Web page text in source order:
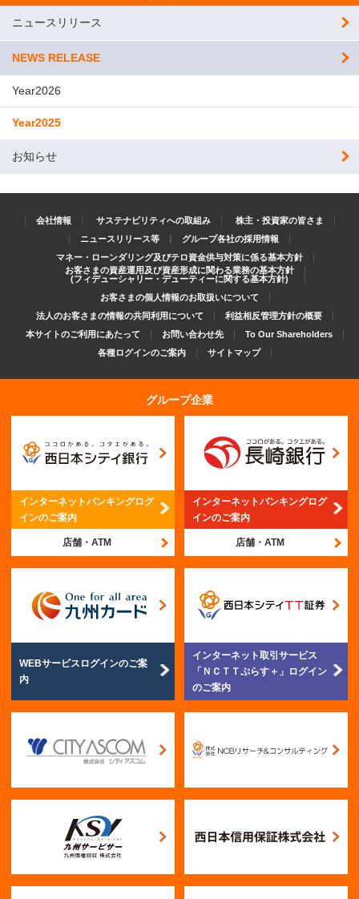
ニュースリリース
NEWS RELEASE
Year2026
Year2025
お知らせ
会社情報 サステナビリティへの取組み
株主・投資家の皆さま
ニュースリリース等
グループ各社の採用情報
マネー・ローンダリング及びテロ資金供与対策に係る基本方針
お客さまの資産運用及び資産形成に関わる業務の基本方針
(フィデューシャリー・デューティーに関する基本方針)
お客さまの個人情報のお取扱いについて
法人のお客さまの情報の共同利用について
利益相反管理方針の概要
本サイトのご利用にあたって
お問い合わせ先
To Our Shareholders
各種ログインのご案内
サイトマップ
グループ企業
インターネットバンキングログ
インのご案内
店舗・ATM
インターネットバンキングログ
インのご案内
店舗・ATM
WEBサービスログインのご案
内
インターネット取引サービス
「ＮＣＴＴぷらす＋」 ログイン
のご案内